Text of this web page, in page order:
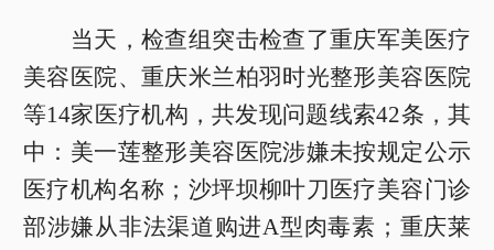
当天，检查组突击检查了重庆军美医疗
美容医院、重庆米兰柏羽时光整形美容医院
等14家医疗机构，共发现问题线索42条，其
中：美一莲整形美容医院涉嫌未按规定公示
医疗机构名称；沙坪坝柳叶刀医疗美容门诊
部涉嫌从非法渠道购进A型肉毒素；重庆莱